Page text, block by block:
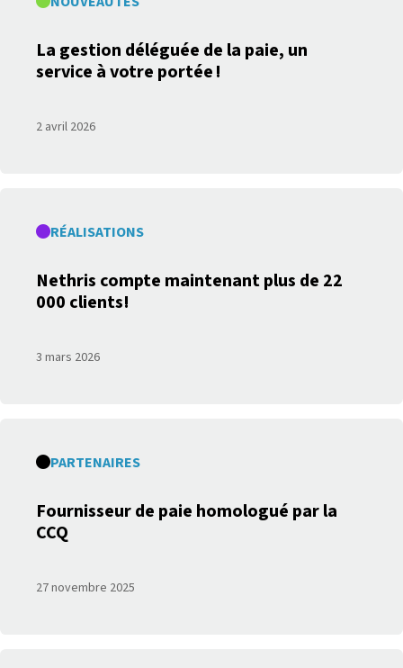
La gestion déléguée de la paie, un
service à votre portée !
2 avril 2026
RÉALISATIONS
Nethris compte maintenant plus de 22
000 clients!
3 mars 2026
PARTENAIRES
Fournisseur de paie homologué par la
CCQ
27 novembre 2025